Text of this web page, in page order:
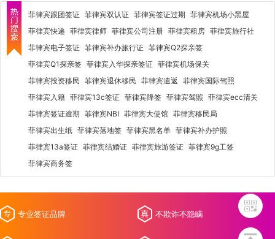
菲律宾跟团签证 菲律宾双认证 菲律宾签证过期 菲律宾机场小黑屋
菲律宾快递 菲律宾律师 菲律宾公司注册 菲律宾租房 菲律宾旅行社
菲律宾电子签证 菲律宾补办旅行证 菲律宾Q2探亲签
菲律宾Q1探亲签 菲律宾入华探亲签证 菲律宾机场保关
菲律宾投资移民 菲律宾退休移民 菲律宾遣返 菲律宾国际驾照
菲律宾入籍 菲律宾13c签证 菲律宾降签 菲律宾驾照 菲律宾ecc清关
菲律宾签证逾期 菲律宾NBI 菲律宾大使馆 菲律宾移民局
菲律宾出生纸 菲律宾落地签 菲律宾黑名单 菲律宾补办护照
菲律宾13a签证 菲律宾结婚证 菲律宾旅游签证 菲律宾9g工签
菲律宾商务签
专业签证品牌 不欺诈不隐瞒